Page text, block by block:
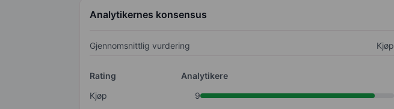
Analytikernes konsensus
Gjennomsnittlig vurdering Kjøp
Rating
Analytikere
Kjøp
9